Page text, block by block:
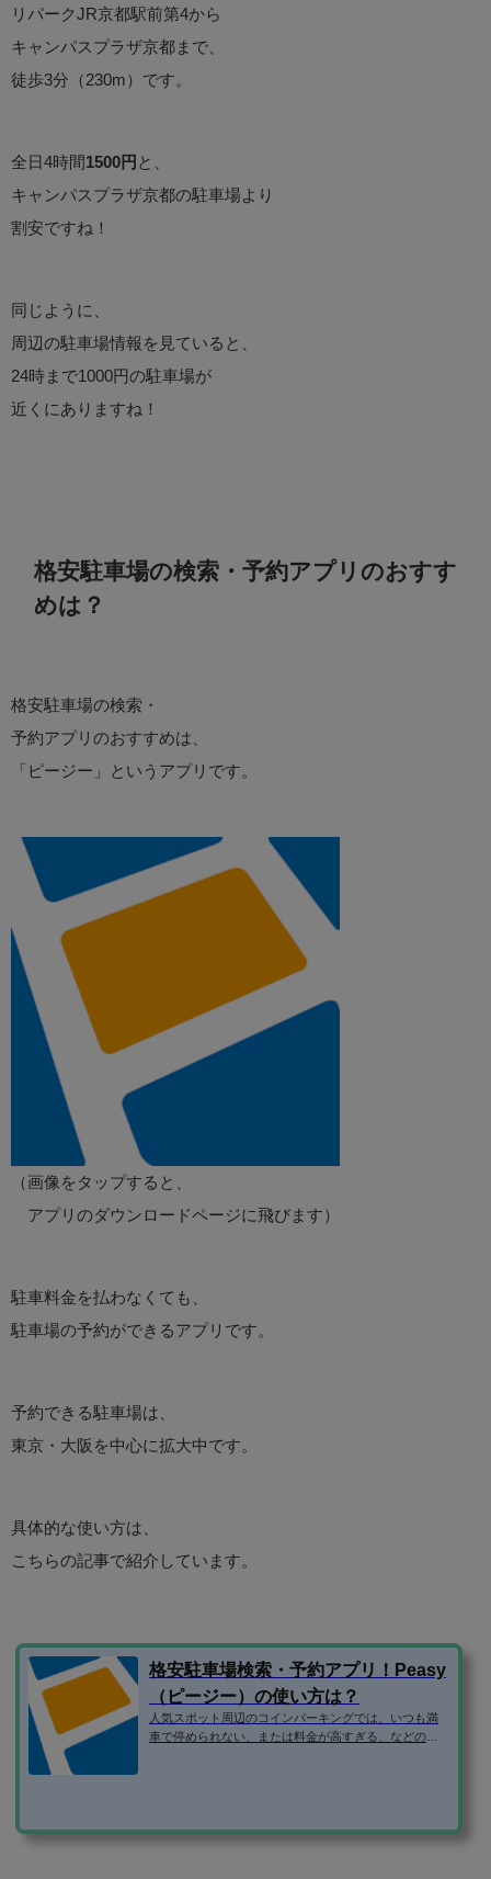
リパークJR京都駅前第4から
キャンパスプラザ京都まで、
徒歩3分（230m）です。
全日4時間 1500円 と、
キャンパスプラザ京都の駐車場より
割安ですね！
同じように、
周辺の駐車場情報を見ていると、
24時まで1000円の駐車場が
近くにありますね！
格安駐車場の検索・予約アプリのおすす
めは？
格安駐車場の検索・
予約アプリのおすすめは、
「ピージー」というアプリです。
（画像をタップすると、
アプリのダウンロードページに飛びます）
駐車料金を払わなくても、
駐車場の予約ができるアプリです。
予約できる駐車場は、
東京・大阪を中心に拡大中です。
具体的な使い方は、
こちらの記事で紹介しています。
格安駐車場検索・予約アプリ！Peasy
（ピージー）の使い方は？
人気スポット周辺のコインパーキングでは、いつも満
車で停められない、または料金が高すぎる、などの問
のダウンロード アプリは、iOS・android両方に対応し